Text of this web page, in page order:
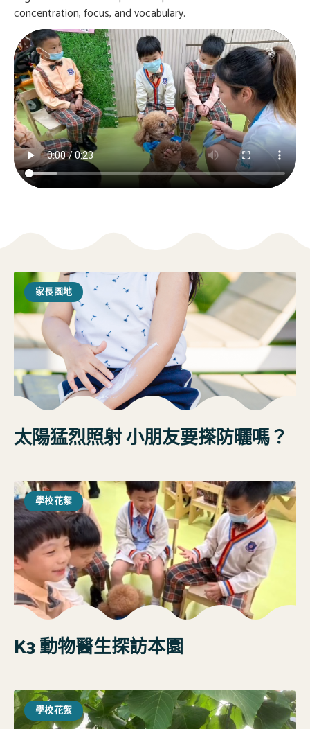
concentration, focus, and vocabulary.
家長園地
太陽猛烈照射 小朋友要搽防曬嗎？
學校花絮
K3 動物醫生探訪本園
學校花絮